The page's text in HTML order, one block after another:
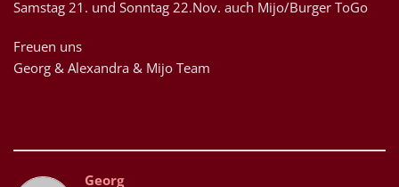
Samstag 21. und Sonntag 22.Nov. auch Mijo/Burger ToGo
Freuen uns
Georg & Alexandra & Mijo Team
Georg